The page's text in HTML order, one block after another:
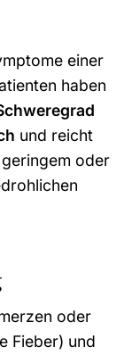
einer
haben
und reicht
oder
oder
Fieber) und